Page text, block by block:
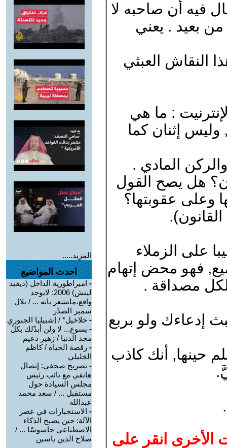
فيه أن صاحبه لا
من بعيد . يعني
النقاش العبثي
: ما هي
وليس إثنان كما
المادي .
هل يصح القول
وعلى عقوبتها؟
على الزملاء
فهو محض إتهام
مصداقة .
إدعاءك ولو بربع
حينها, أنك كاذب
الأخرى انقر على
المزيد.....
احدث المواضيع
- امبراطورية الداخل (ديفيد
لينش) 2006: لايوجد
واقع،ماتشعر بانه ... / بلال
سمير الصدّر
- خلاخيل* / إشبيليا الجبوري
- يسوع... لا ولن أبدّلك بكلّ
مجد الدنيا / زهير دعيم
- رقصة الحياة / كاظم
الخليلي
- تصريح صحفي: إتصال
هاتفي مع نائب رئيس
مجلس السيادة حول
مستقبل ... / سعد محمد
عبدالله
- الاستخبارات في عصر
الآلة: حين يصبح الذكاء
الاصطناعي جاسوسًا ... /
صلاح الدين ياسين